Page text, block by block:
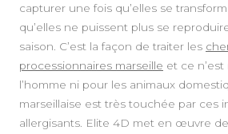
capturer une fois qu’elles se
qu’elles ne puissent plus se
saison. C’est la façon de traiter les
processionnaires marseille et ce
l’homme ni pour les animaux
marseillaise est très touchée par ces
allergisants. Elite 4D met en œuvre